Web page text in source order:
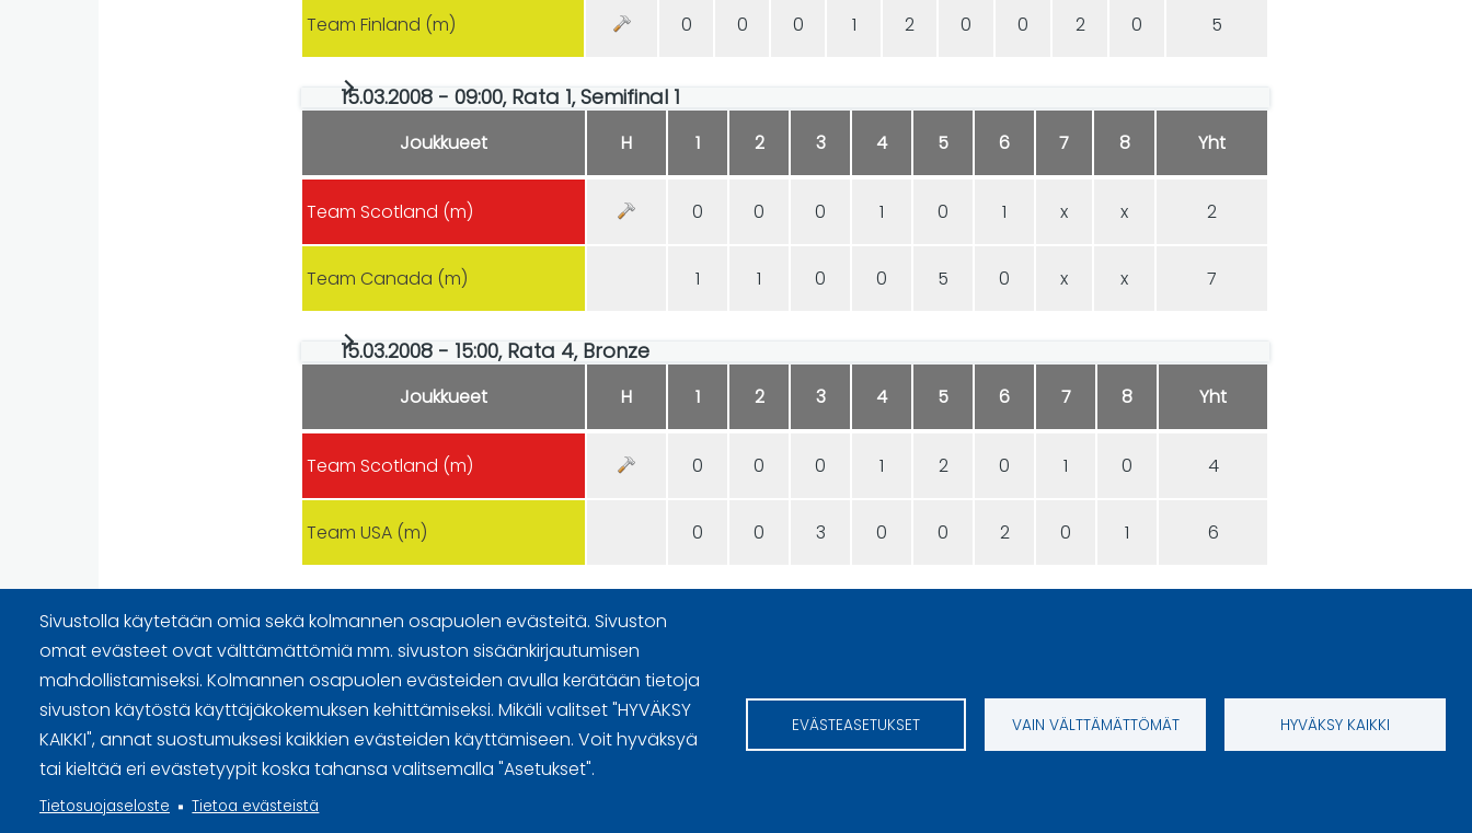
Team Finland (m) 0 0 0 1 2 0 0 2 0 5
15.03.2008 - 09:00, Rata 1, Semifinal 1
Joukkueet H 1 2 3 4 5 6 7 8 Yht
Team Scotland (m) 0 0 0 1 0 1 x x 2
Team Canada (m) 1 1 0 0 5 0 x x 7
15.03.2008 - 15:00, Rata 4, Bronze
Joukkueet H 1 2 3 4 5 6 7 8 Yht
Team Scotland (m) 0 0 0 1 2 0 1 0 4
Team USA (m) 0 0 3 0 0 2 0 1 6
Sivustolla käytetään omia sekä kolmannen osapuolen evästeitä. Sivuston
omat evästeet ovat välttämättömiä mm. sivuston sisäänkirjautumisen
mahdollistamiseksi. Kolmannen osapuolen evästeiden avulla kerätään tietoja
sivuston käytöstä käyttäjäkokemuksen kehittämiseksi. Mikäli valitset "HYVÄKSY
KAIKKI", annat suostumuksesi kaikkien evästeiden käyttämiseen. Voit hyväksyä
tai kieltää eri evästetyypit koska tahansa valitsemalla "Asetukset".
Tietosuojaseloste Tietoa evästeistä
EVÄSTEASETUKSET VAIN VÄLTTÄMÄTTÖMÄT HYVÄKSY KAIKKI
Sivuston käyttöehdot ja sisällön käyttöoikeudet
Tietosuojaselosteet
Tietoa evästeistä